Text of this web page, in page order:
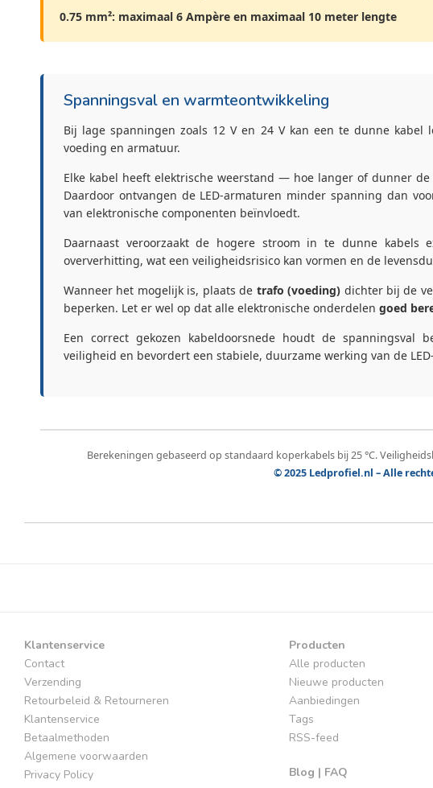
0.75 mm²: maximaal 6 Ampère en maximaal 10 meter lengte
Spanningsval en warmteontwikkeling
Bij lage spanningen zoals 12 V en 24 V kan een te dunne kabel
voeding en armatuur.
Elke kabel heeft elektrische weerstand — hoe langer of dunner
Daardoor ontvangen de LED-armaturen minder spanning dan
van elektronische componenten beïnvloedt.
Daarnaast veroorzaakt de hogere stroom in te dunne kabels
oververhitting, wat een veiligheidsrisico kan vormen en de
Wanneer het mogelijk is, plaats de trafo (voeding) dichter bij de
beperken. Let er wel op dat alle elektronische onderdelen goed
Een correct gekozen kabeldoorsnede houdt de spanningsval
veiligheid en bevordert een stabiele, duurzame werking van de
Berekeningen gebaseerd op standaard koperkabels bij 25 °C.
© 2025 Ledprofiel.nl – Alle
Klantenservice
Contact
Verzending
Retourbeleid & Retourneren
Klantenservice
Betaalmethoden
Algemene voorwaarden
Privacy Policy
Producten
Alle producten
Nieuwe producten
Aanbiedingen
Tags
RSS-feed
Blog | FAQ